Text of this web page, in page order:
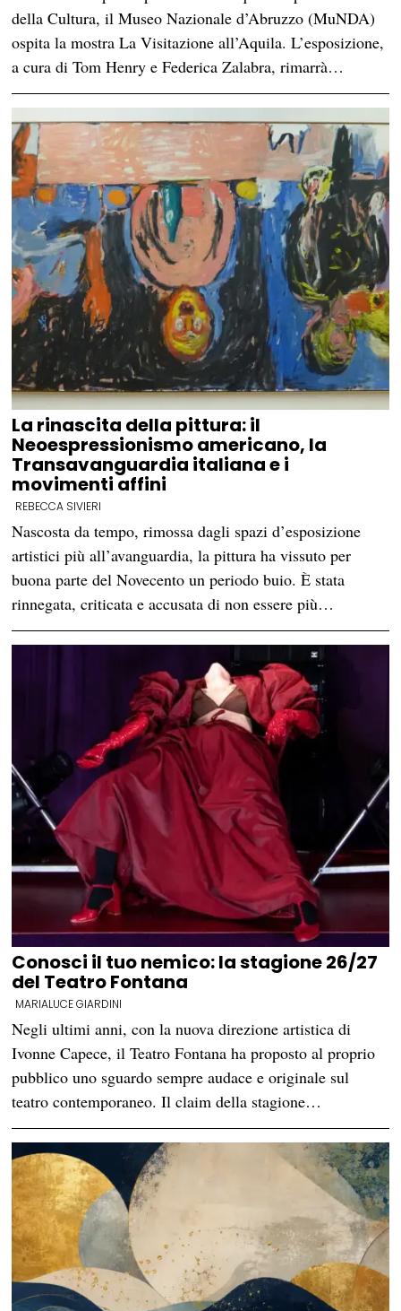
della Cultura, il Museo Nazionale d’Abruzzo (MuNDA)
ospita la mostra La Visitazione all’Aquila. L’esposizione,
a cura di Tom Henry e Federica Zalabra, rimarrà…
La rinascita della pittura: il
Neoespressionismo americano, la
Transavanguardia italiana e i
movimenti affini
REBECCA SIVIERI
Nascosta da tempo, rimossa dagli spazi d’esposizione
artistici più all’avanguardia, la pittura ha vissuto per
buona parte del Novecento un periodo buio. È stata
rinnegata, criticata e accusata di non essere più…
Conosci il tuo nemico: la stagione 26/27
del Teatro Fontana
MARIALUCE GIARDINI
Negli ultimi anni, con la nuova direzione artistica di
Ivonne Capece, il Teatro Fontana ha proposto al proprio
pubblico uno sguardo sempre audace e originale sul
teatro contemporaneo. Il claim della stagione…